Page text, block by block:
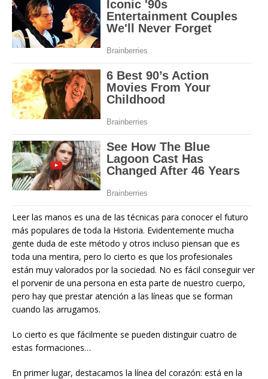
Leer las manos es una de las técnicas para conocer el futuro
más populares de toda la Historia. Evidentemente mucha
gente duda de este método y otros incluso piensan que es
toda una mentira, pero lo cierto es que los profesionales
están muy valorados por la sociedad. No es fácil conseguir ver
el porvenir de una persona en esta parte de nuestro cuerpo,
pero hay que prestar atención a las líneas que se forman
cuando las arrugamos.
Lo cierto es que fácilmente se pueden distinguir cuatro de
estas formaciones…
En primer lugar, destacamos la línea del corazón: está en la